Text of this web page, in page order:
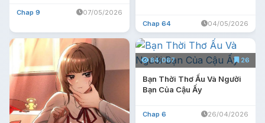
Chap 9 07/05/2026
Chap 64 04/05/2026
84,067 26
Bạn Thời Thơ Ấu Và Người
Bạn Của Cậu Ấy
Chap 6 26/04/2026